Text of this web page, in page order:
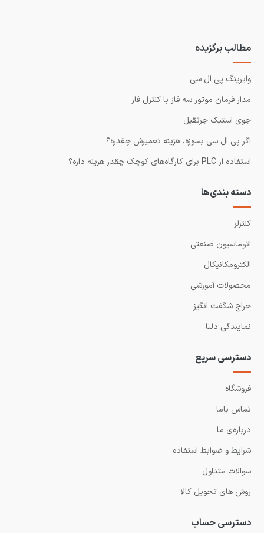
مطالب برگزیده
وایرینگ پی ال سی
مدار فرمان موتور سه فاز با کنترل فاز
جوی استیک جرثقیل
اگر پی ال سی بسوزه، هزینه تعمیرش چقدره؟
استفاده از PLC برای کارگاه‌های کوچک چقدر هزینه داره؟
دسته بندی‌ها
کنترلر
اتوماسیون صنعتی
الکترومکانیکال
محصولات آموزشی
حراج شگفت انگیز
نمایندگی دلتا
دسترسی سریع
فروشگاه
تماس باما
درباره‌ی ما
شرایط و ضوابط استفاده
سوالات متداول
روش های تحویل کالا
دسترسی حساب